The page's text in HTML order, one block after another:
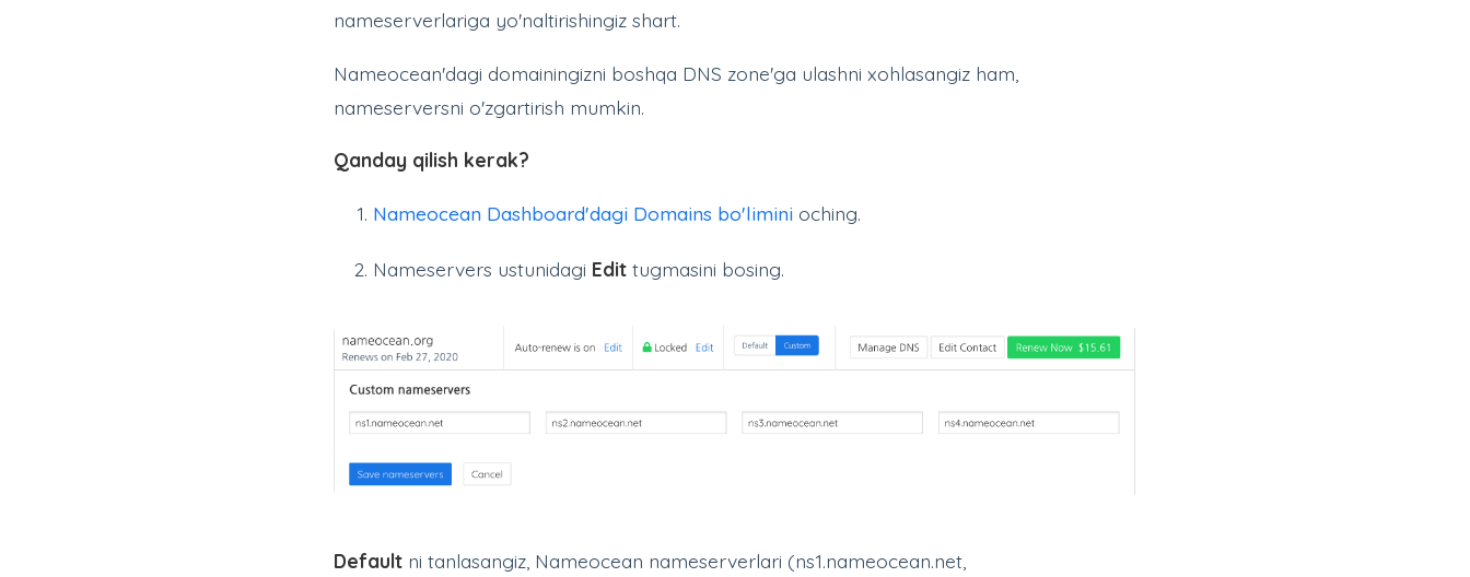
nameserverlariga yo'naltirishingiz shart.
Nameocean'dagi domainingizni boshqa DNS zone'ga ulashni xohlasangiz ham,
nameserversni o'zgartirish mumkin.
Qanday qilish kerak?
Nameocean Dashboard'dagi Domains bo'liminioching.
Nameservers ustunidagi Edittugmasini bosing.
Default ni tanlasangiz, Nameocean nameserverlari (ns1.nameocean.net,